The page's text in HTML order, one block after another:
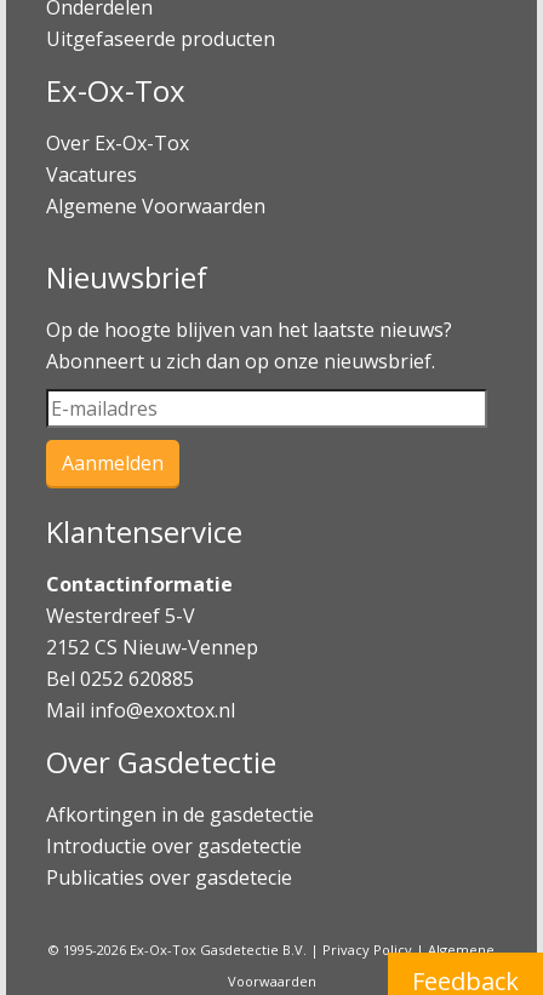
Feedback
Onderdelen
Uitgefaseerde producten
Ex-Ox-Tox
Over Ex-Ox-Tox
Vacatures
Algemene Voorwaarden
Nieuwsbrief
Op de hoogte blijven van het laatste nieuws?
Abonneert u zich dan op onze nieuwsbrief.
Klantenservice
Contactinformatie
Westerdreef 5-V
2152 CS Nieuw-Vennep
Bel 0252 620885
Mail info@exoxtox.nl
Over Gasdetectie
Afkortingen in de gasdetectie
Introductie over gasdetectie
Publicaties over gasdetecie
© 1995-2026 Ex-Ox-Tox Gasdetectie B.V. | Privacy Policy|Algemene
Voorwaarden